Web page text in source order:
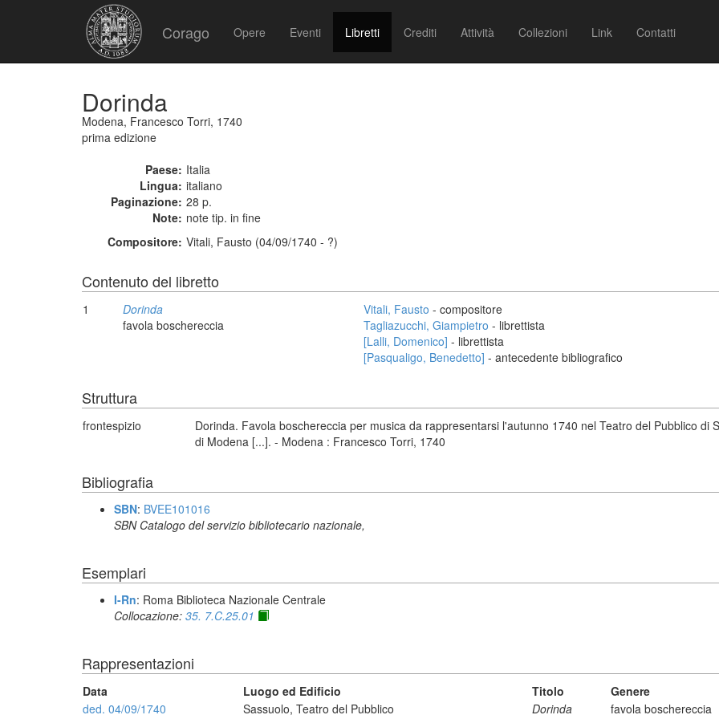
Corago Opere Eventi Libretti Crediti Attività Collezioni Link Contatti
Dorinda
Modena, Francesco Torri, 1740
prima edizione
Paese: Italia
Lingua: italiano
Paginazione: 28 p.
Note: note tip. in fine
Compositore: Vitali, Fausto (04/09/1740 - ?)
Contenuto del libretto
1
Dorinda
favola boschereccia
Vitali, Fausto - compositore
Tagliazucchi, Giampietro - librettista
[Lalli, Domenico] - librettista
[Pasqualigo, Benedetto] - antecedente bibliografico
Struttura
frontespizio
Dorinda. Favola boschereccia per musica da rappresentarsi l'autunno 1740 nel Teatro del Pubblico di
di Modena [...]. - Modena : Francesco Torri, 1740
Bibliografia
SBN: BVEE101016
SBN Catalogo del servizio bibliotecario nazionale,
Esemplari
I-Rn: Roma Biblioteca Nazionale Centrale
Collocazione: 35. 7.C.25.01
Rappresentazioni
Data Luogo ed Edificio Titolo Genere
ded. 04/09/1740
Sassuolo, Teatro del Pubblico Dorinda favola boschereccia